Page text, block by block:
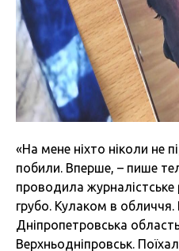
«На мене ніхто ніколи не
побили. Вперше, – пише
проводила
грубо. Кулаком в обличчя.
Дніпропетровська
Верхньодніпровськ.